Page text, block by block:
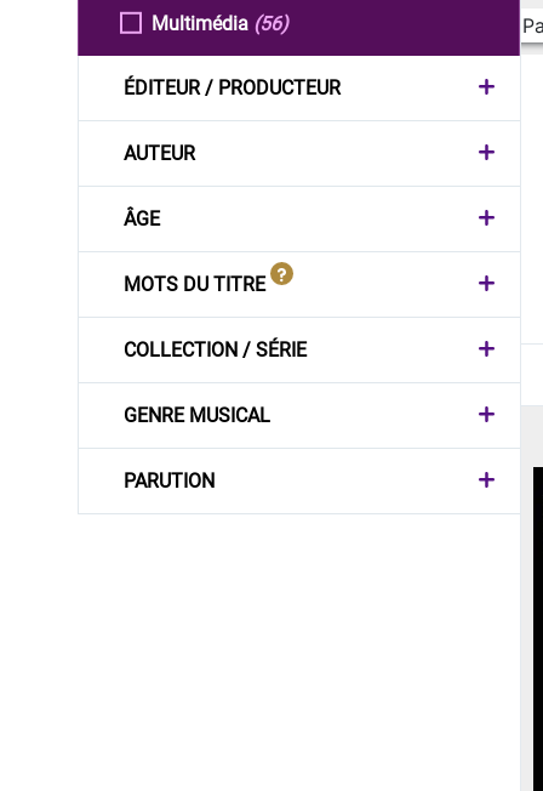
Multimédia (56)
ÉDITEUR / PRODUCTEUR
AUTEUR
ÂGE
MOTS DU TITRE
COLLECTION / SÉRIE
GENRE MUSICAL
PARUTION